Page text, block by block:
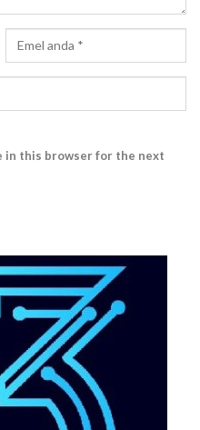
in this browser for the next